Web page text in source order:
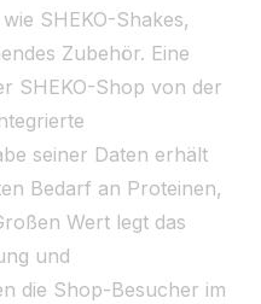
SHEKO-Shakes,
Zubehör. Eine
SHEKO-Shop von der
seiner Daten erhält
Bedarf an Proteinen,
Wert legt das
und
die Shop-Besucher im